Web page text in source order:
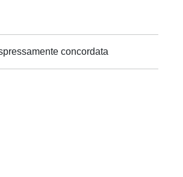
concordata